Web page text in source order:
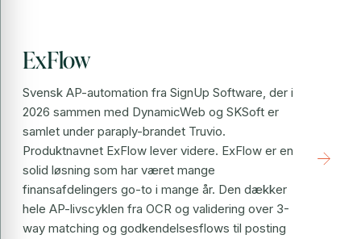
ExFlow
Svensk AP-automation fra SignUp Software, der i
2026 sammen med DynamicWeb og SKSoft er
samlet under paraply-brandet Truvio.
Produktnavnet ExFlow lever videre. ExFlow er en
solid løsning som har været mange
finansafdelingers go-to i mange år. Den dækker
hele AP-livscyklen fra OCR og validering over 3-
way matching og godkendelsesflows til posting
arrow_forward